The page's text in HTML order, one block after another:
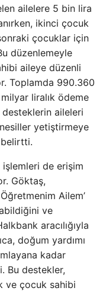
ailelere 5 bin lira
ikinci çocuk
çocuklar için
düzenlemeyle
aileye düzenli
Toplamda 990.360
liralık ödeme
aileleri
yetiştirmeye
belirtti.
de erişim
Göktaş,
Ailem’
ve
aracılığıyla
doğum yardımı
kadar
Bu destekler,
ve çocuk sahibi